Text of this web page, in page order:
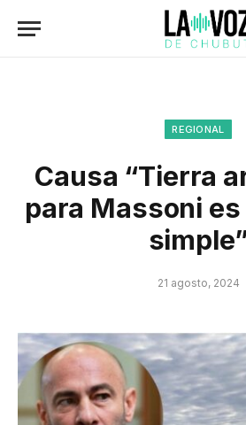
REGIONAL
Causa “Tierra
para Massoni
21 agosto, 2024